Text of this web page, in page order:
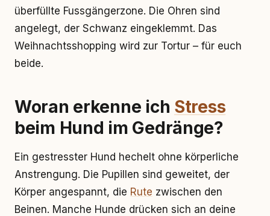
überfüllte Fussgängerzone. Die Ohren sind
angelegt, der Schwanz eingeklemmt. Das
Weihnachtsshopping wird zur Tortur – für euch
beide.
Woran erkenne ich Stress
beim Hund im Gedränge?
Ein gestresster Hund hechelt ohne körperliche
Anstrengung. Die Pupillen sind geweitet, der
Körper angespannt, die Rute zwischen den
Beinen. Manche Hunde drücken sich an deine